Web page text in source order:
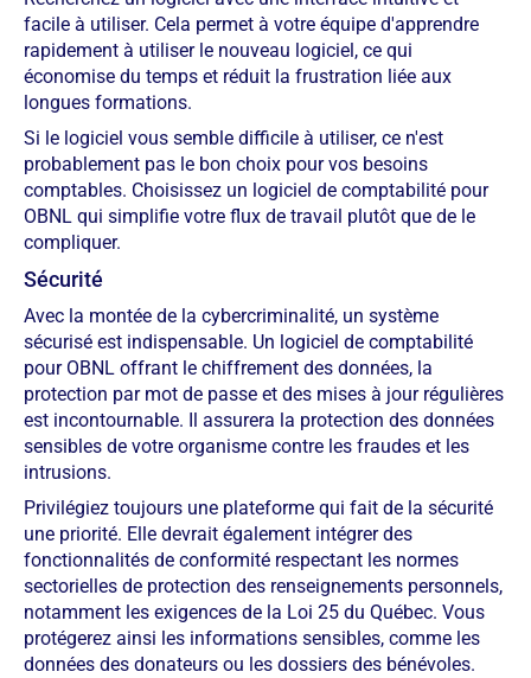
facile à utiliser. Cela permet à votre équipe d'apprendre
rapidement à utiliser le nouveau logiciel, ce qui
économise du temps et réduit la frustration liée aux
longues formations.
Si le logiciel vous semble difficile à utiliser, ce n'est
probablement pas le bon choix pour vos besoins
comptables. Choisissez un logiciel de comptabilité pour
OBNL qui simplifie votre flux de travail plutôt que de le
compliquer.
Sécurité
Avec la montée de la cybercriminalité, un système
sécurisé est indispensable. Un logiciel de comptabilité
pour OBNL offrant le chiffrement des données, la
protection par mot de passe et des mises à jour régulières
est incontournable. Il assurera la protection des données
sensibles de votre organisme contre les fraudes et les
intrusions.
Privilégiez toujours une plateforme qui fait de la sécurité
une priorité. Elle devrait également intégrer des
fonctionnalités de conformité respectant les normes
sectorielles de protection des renseignements personnels,
notamment les exigences de la Loi 25 du Québec. Vous
protégerez ainsi les informations sensibles, comme les
données des donateurs ou les dossiers des bénévoles.